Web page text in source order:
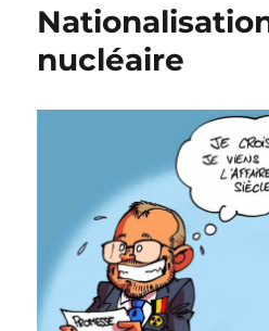
nucléaire